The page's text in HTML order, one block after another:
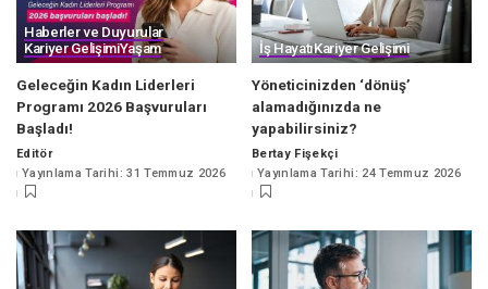
Haberler ve Duyurular
Kariyer GelişimiYaşam
Geleceğin Kadın Liderleri
Programı 2026 Başvuruları
Başladı!
Posted
by
Editör
Yayınlama Tarihi: 31 Temmuz 2026
İş HayatıKariyer Gelişimi
Yöneticinizden ‘dönüş’
alamadığınızda ne
yapabilirsiniz?
Posted
by
Bertay Fişekçi
Yayınlama Tarihi: 24 Temmuz 2026